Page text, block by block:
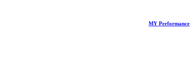
MY Performance